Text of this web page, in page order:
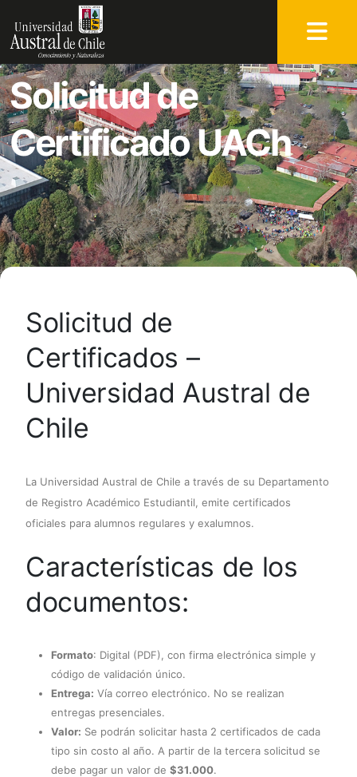
Solicitud de
Certificado UACh
Solicitud de
Certificados –
Universidad Austral de
Chile
La Universidad Austral de Chile a través de su Departamento
de Registro Académico Estudiantil, emite certificados
oficiales para alumnos regulares y exalumnos.
Características de los
documentos:
Formato: Digital (PDF), con firma electrónica simple y
código de validación único.
Entrega: Vía correo electrónico. No se realizan
entregas presenciales.
Valor: Se podrán solicitar hasta 2 certificados de cada
tipo sin costo al año. A partir de la tercera solicitud se
debe pagar un valor de $31.000.